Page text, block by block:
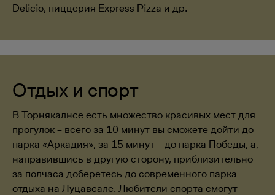
Delicio, пиццерия Express Pizza и др.
Отдых и спорт
В Торнякалнсе есть множество красивых мест для
прогулок – всего за 10 минут вы сможете дойти до
парка «Аркадия», за 15 минут – до парка Победы, а,
направившись в другую сторону, приблизительно
за полчаса доберетесь до современного парка
отдыха на Луцавсале. Любители спорта смогут